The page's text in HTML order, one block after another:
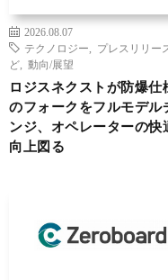
2026.08.07
テクノロジー
プレスリリー
ど
動向/展望
ロジスネクストが防爆仕
のフォークをフルモデル
ンジ、オペレーターの快
向上図る